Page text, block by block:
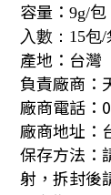
容量： 9g/包
入數： 15包/
產地：台灣
負責廠商：
廠商電話：
廠商地址：
保存方法：
射，拆封後